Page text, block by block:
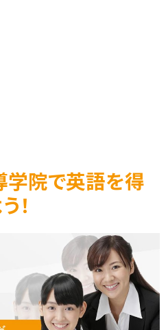
院で英語を得
！